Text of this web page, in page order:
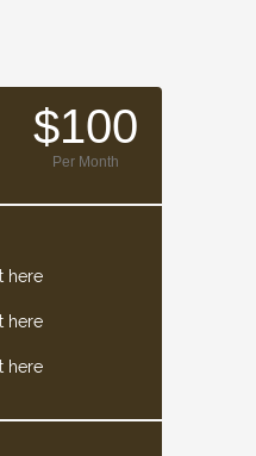
$100
Per Month
here
here
here